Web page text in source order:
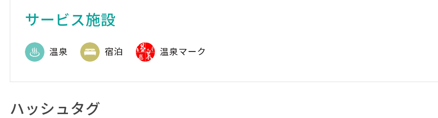
サービス施設
温泉 宿泊 温泉マーク
ハッシュタグ